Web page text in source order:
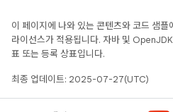
이 페이지에 나와 있는 콘텐츠와 코드 샘플
라이선스가 적용됩니다. 자바 및
표 또는 등록 상표입니다.
최종 업데이트: 2025-07-27(UTC)